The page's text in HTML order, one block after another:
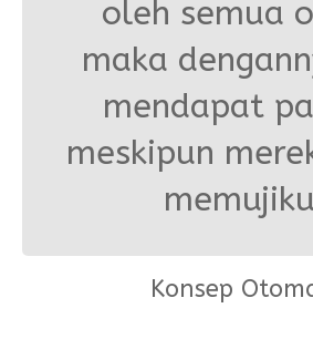
oleh semua
maka
mendapat
meskipun
Konsep